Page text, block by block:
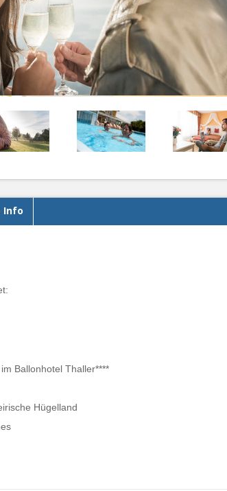
Info
Ballonhotel Thaller****
Hügelland